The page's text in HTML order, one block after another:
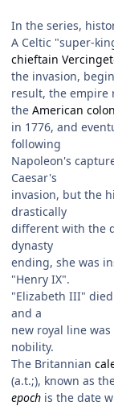
In the series,
A Celtic "super-
chieftain
the invasion,
result, the empire
the American
in 1776, and
following
Napoleon's
Caesar's
invasion, but the
drastically
different with the
dynasty
ending, she was
"Henry IX".
"Elizabeth III"
and a
new royal line
nobility.
The Britannian
(a.t.;), known as
epoch is the date